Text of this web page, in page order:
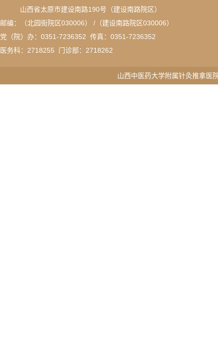
山西省太原市建设南路190号（建设南路院区）
邮编：（北园街院区030006） /（建设南路院区030006）
党（院）办：0351-7236352 传真： 0351-7236352
医务科： 2718255 门诊部：2718262
山西中医药大学附属针灸推拿医